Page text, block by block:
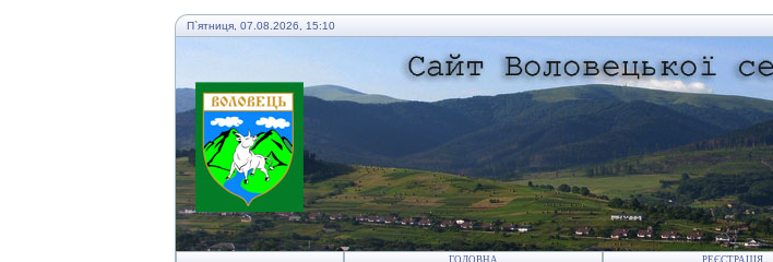
П`ятниця, 07.08.2026, 15:10
ГОЛОВНА РЕЄСТРАЦІЯ